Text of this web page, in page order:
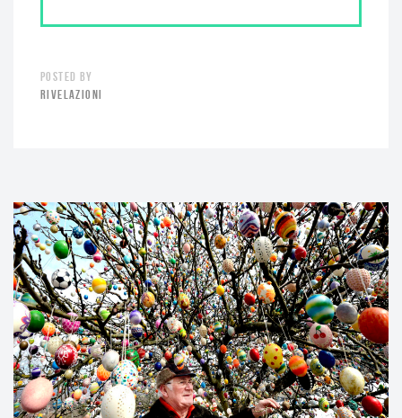
POSTED BY
RIVELAZIONI